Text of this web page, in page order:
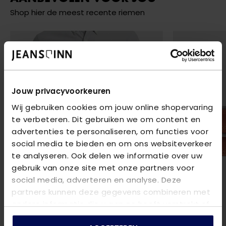
Jouw privacyvoorkeuren
Wij gebruiken cookies om jouw online shopervaring
te verbeteren. Dit gebruiken we om content en
advertenties te personaliseren, om functies voor
social media te bieden en om ons websiteverkeer
te analyseren. Ook delen we informatie over uw
gebruik van onze site met onze partners voor
social media, adverteren en analyse. Deze
partners kunnen deze gegevens combineren met
andere informatie die u aan ze heeft verstrekt of
die ze hebben verzameld op basis van uw gebruik
Shop hier de meest recente riemen